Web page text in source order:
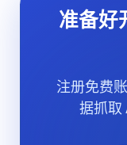
准备好
注册免费
据抓取